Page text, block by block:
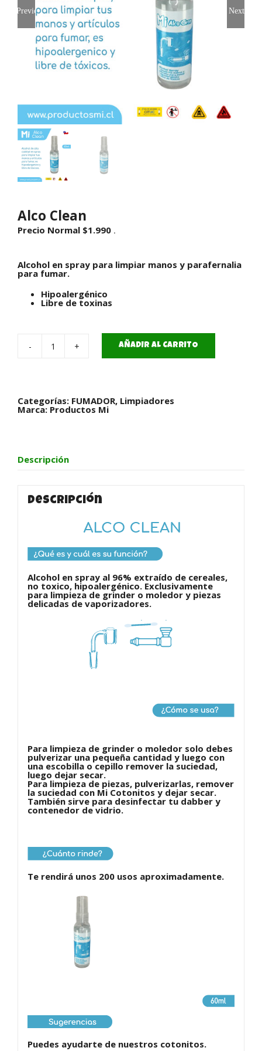
Previous Next
Alco Clean
Precio Normal $1.990 .
Alcohol en spray para limpiar manos y parafernalia
para fumar.
Hipoalergénico
Libre de toxinas
Alco AÑADIR AL CARRITO
Categorías: FUMADOR, Limpiadores
Marca: Productos Mi
Descripción
Descripción
Alcohol en spray al 96% extraído de cereales,
no toxico, hipoalergénico. Exclusivamente
para limpieza de grinder o moledor y piezas
delicadas de vaporizadores.
Para limpieza de grinder o moledor solo debes
pulverizar una pequeña cantidad y luego con
una escobilla o cepillo remover la suciedad,
luego dejar secar.
Para limpieza de piezas, pulverizarlas, remover
la suciedad con Mi Cotonitos y dejar secar.
También sirve para desinfectar tu dabber y
contenedor de vidrio.
Te rendirá unos 200 usos aproximadamente.
Puedes ayudarte de nuestros cotonitos.